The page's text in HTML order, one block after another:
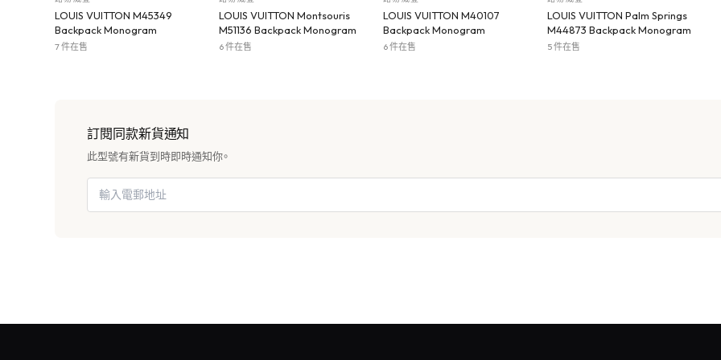
LOUIS VUITTON M45349
Backpack Monogram
7 件在售
LOUIS VUITTON Montsouris
M51136 Backpack Monogram
6 件在售
LOUIS VUITTON M40107
Backpack Monogram
6 件在售
LOUIS VUITTON Palm Springs
M44873 Backpack Monogram
5 件在售
訂閱同款新貨通知
此型號有新貨到時即時通知你。